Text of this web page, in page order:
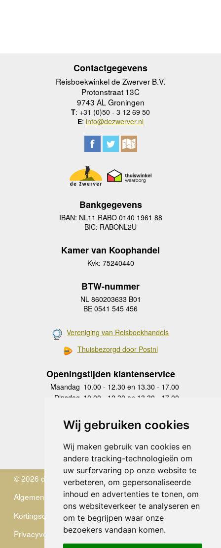
Wij gebruiken cookies
Wij maken gebruik van cookies en
andere tracking-technologieën om
uw surfervaring op onze website te
verbeteren, om gepersonaliseerde
inhoud en advertenties te tonen, om
ons websiteverkeer te analyseren en
om te begrijpen waar onze
bezoekers vandaan komen.
Contactgegevens
Reisboekwinkel de Zwerver B.V.
Protonstraat 13C
9743 AL Groningen
T: +31 (0)50 - 3 12 69 50
E: info@dezwerver.nl
Bankgegevens
IBAN: NL11 RABO 0140 1961 88
BIC: RABONL2U
Kamer van Koophandel
Kvk: 75240440
BTW-nummer
NL 860203633 B01
BE 0541 545 456
Vereniging van Reisboekhandels
Thuisbezorgd door Postnl
Openingstijden klantenservice
Maandag 10.00 - 12.30 en 13.30 - 17.00
Dinsdag 10.00 - 12.30 en 13.30 - 17.00
Donderdag
10.00 - 12.30 en 13.30 - 17.00
Vrijdag 10.00 - 12.30 en 13.30 - 17.00
Zaterdag
gesloten
Zondag gesloten
© 2026 de Zwerver
Algemene Voorwaarden
Kortingscode
Privacyverklaring